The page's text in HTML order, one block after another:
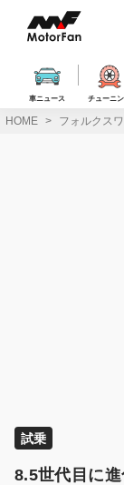
ス
車ニュース チューニ
HOME フォルクス
試乗
8.5世代目に